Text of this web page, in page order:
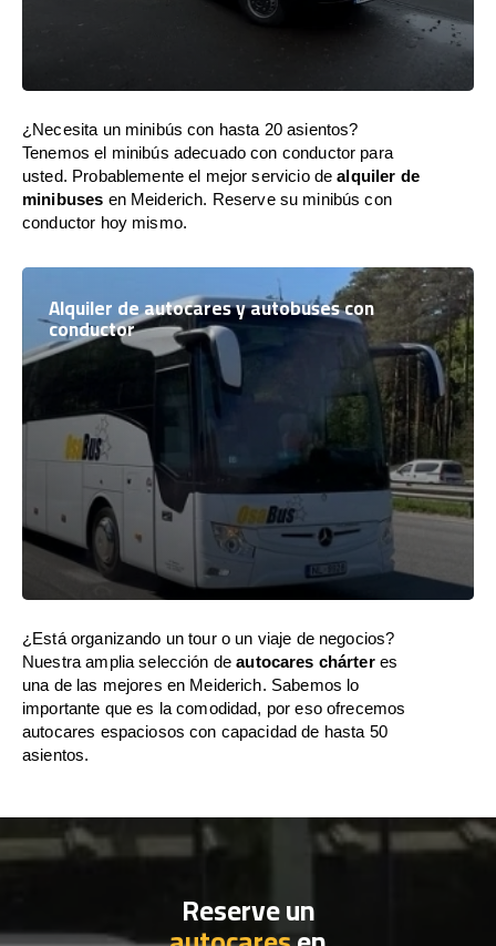
¿Necesita un minibús con hasta 20 asientos?
Tenemos el minibús adecuado con conductor para
usted. Probablemente el mejor servicio dealquiler de
minibuses en Meiderich. Reserve su minibús con
conductor hoy mismo.
Alquiler de autocares y autobuses con
conductor
¿Está organizando un tour o un viaje de negocios?
Nuestra amplia selección deautocares chárteres
una de las mejores en Meiderich. Sabemos lo
importante que es la comodidad, por eso ofrecemos
autocares espaciosos con capacidad de hasta 50
asientos.
Reserve un